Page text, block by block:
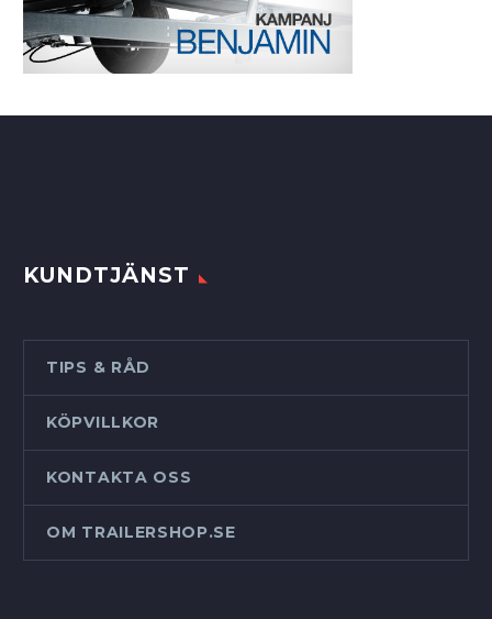
KUNDTJÄNST
TIPS & RÅD
KÖPVILLKOR
KONTAKTA OSS
OM TRAILERSHOP.SE